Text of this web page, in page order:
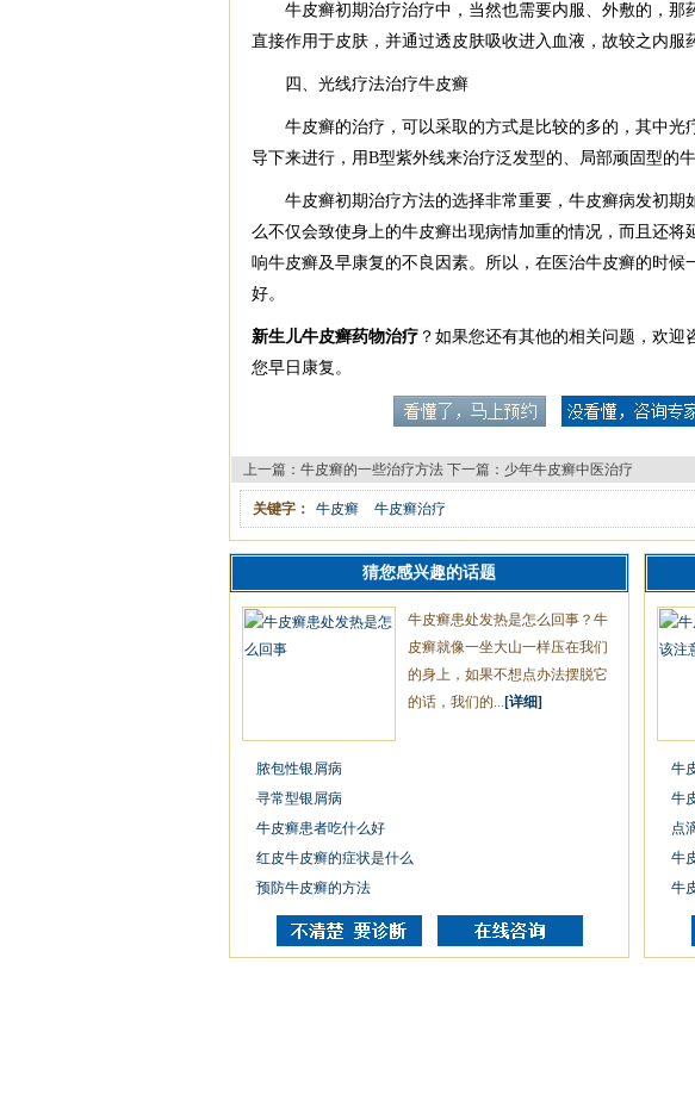
牛皮癣初期治疗治疗中，当然也需要内服、外敷的，那
直接作用于皮肤，并通过透皮肤吸收进入血液，故较之内服
四、光线疗法治疗牛皮癣
牛皮癣的治疗，可以采取的方式是比较的多的，其中光
导下来进行，用B型紫外线来治疗泛发型的、局部顽固型的牛
牛皮癣初期治疗方法的选择非常重要，牛皮癣病发初期
么不仅会致使身上的牛皮癣出现病情加重的情况，而且还
响牛皮癣及早康复的不良因素。所以，在医治牛皮癣的时
好。
新生儿牛皮癣药物治疗 ？如果您还有其他的相关问题，欢
您早日康复。
上一篇： 牛皮癣的一些治疗方法 下一篇： 少年牛皮癣中医治疗
关键字： 牛皮癣 牛皮癣治疗
猜您感兴趣的话题
牛皮癣患处发热是怎么回事？牛
皮癣就像一坐大山一样压在我们
的身上，如果不想点办法摆脱它
的话，我们的... [详细]
脓包性银屑病
寻常型银屑病
牛皮癣患者吃什么好
红皮牛皮癣的症状是什么
预防牛皮癣的方法
牛
牛
点
牛
牛